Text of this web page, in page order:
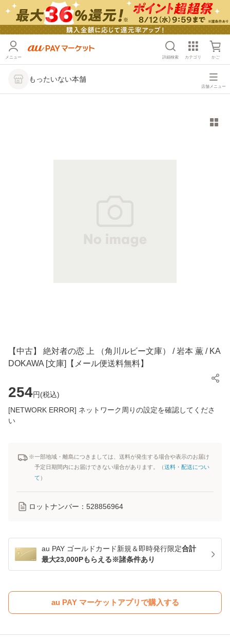
メニュー 詳細検索 カテゴリ かご
もったいない本舗
店舗メニュー
【中古】 絶対者の恋 上 （角川ルビー文庫） / 岩本 薫 / KA
DOKAWA [文庫]【メール便送料無料】
254円(税込)
[NETWORK ERROR] ネットワーク周りの設定を確認してくださ
い
※一部地域・離島につきましては、送料が発生する場合や表示のお届け
予定日期間内にお届けできない場合があります。（送料・配送につい
て ）
ロットナンバー： 528856964
au PAY ゴールドカード新規＆即時発行限定合計
最大23,000Pもらえる※諸条件あり
au PAY マーケットアプリで購入する